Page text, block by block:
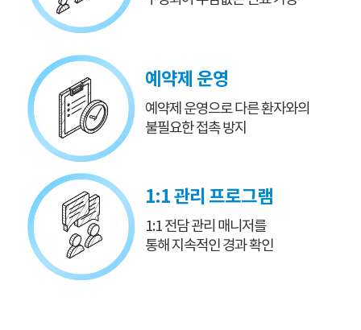
예약제 운영
예약제 운영으로다른 환자와의
불필요한 접촉 방지
1:1 관리 프로그램
1:1 전담 관리 매니저를
통해 지속적인 경과 확인